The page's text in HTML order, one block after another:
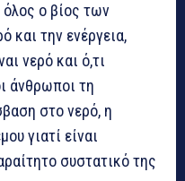
όλος ο βίος των
και την ενέργεια,
νερό και ό,τι
άνθρωποι τη
στο νερό, η
γιατί είναι
συστατικό της